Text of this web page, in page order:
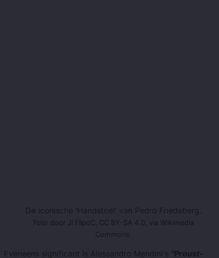
De iconische 'Handstoel' van Pedro Friedeberg.
Foto door Jl FilpoC, CC BY-SA 4.0, via Wikimedia
Commons.
Eveneens significant is Alessandro Mendini's "Proust-